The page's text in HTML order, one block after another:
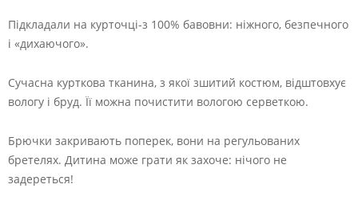
Підкладали на курточці-з 100% бавовни: ніжного, безпечного
і «дихаючого».
Сучасна курткова тканина, з якої зшитий костюм, відштовхує
вологу і бруд. Її можна почистити вологою серветкою.
Брючки закривають поперек, вони на регульованих
бретелях. Дитина може грати як захоче: нічого не
задереться!